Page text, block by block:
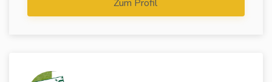
Zum Profil